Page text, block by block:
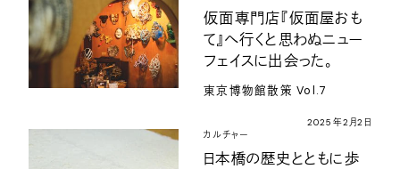
仮面専門店『仮面屋おも
て』へ行くと思わぬニュー
フェイスに出会った。
東京博物館散策 Vol.7
2025年2月2日
カルチャー
日本橋の歴史とともに歩